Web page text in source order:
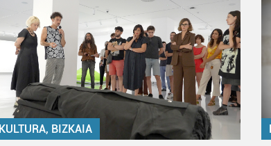
KULTURA, BIZKAIA